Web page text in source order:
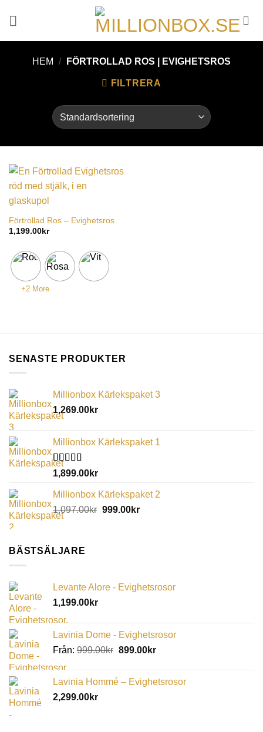
HEM / FÖRTROLLAD ROS | EVIGHETSROS
FILTRERA
Förtrollad Ros – Evighetsros
1,199.00kr
+2 More
SENASTE PRODUKTER
Millionbox Kärlekspaket 3
1,269.00kr
Millionbox Kärlekspaket 1
Betygsatt
5.00
1,899.00kr
Millionbox Kärlekspaket 2
1,097.00kr 999.00kr
BÄSTSÄLJARE
Levante Alore - Evighetsrosor
1,199.00kr
Lavinia Dome - Evighetsrosor
Från: 999.00kr 899.00kr
Lavinia Hommé – Evighetsrosor
2,299.00kr